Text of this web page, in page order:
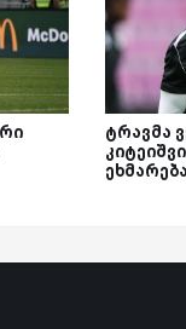
ტრავმა
ეხმარება